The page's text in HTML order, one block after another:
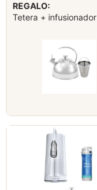
REGALO:
Tetera + infusionador